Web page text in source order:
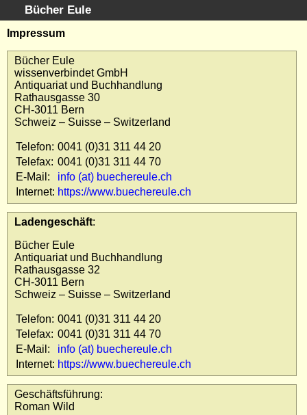
Bücher Eule
Startseite
Erweiterte Suche
Kundenservice
Kontakt
Kategorien
Schlagwörter
Gesamtbestand
Kataloge
Warenkorb
Allgemeine Geschäftsbedingungen
Wir über uns
Newsletter kostenlos abonnieren
Sammlersoftware
Links
Impressum
Datenschutz
Impressum
Bücher Eule
wissenverbindet GmbH
Antiquariat und Buchhandlung
Rathausgasse 30
CH-3011 Bern
Schweiz – Suisse – Switzerland
Telefon: 0041 (0)31 311 44 20
Telefax: 0041 (0)31 311 44 70
E-Mail:
info (at) buechereule.ch
Internet: https://www.buechereule.ch
Ladengeschäft:
Bücher Eule
Antiquariat und Buchhandlung
Rathausgasse 32
CH-3011 Bern
Schweiz – Suisse – Switzerland
Telefon: 0041 (0)31 311 44 20
Telefax: 0041 (0)31 311 44 70
E-Mail:
info (at) buechereule.ch
Internet: https://www.buechereule.ch
Geschäftsführung:
Roman Wild